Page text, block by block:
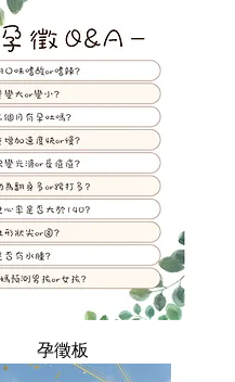
孕徵板